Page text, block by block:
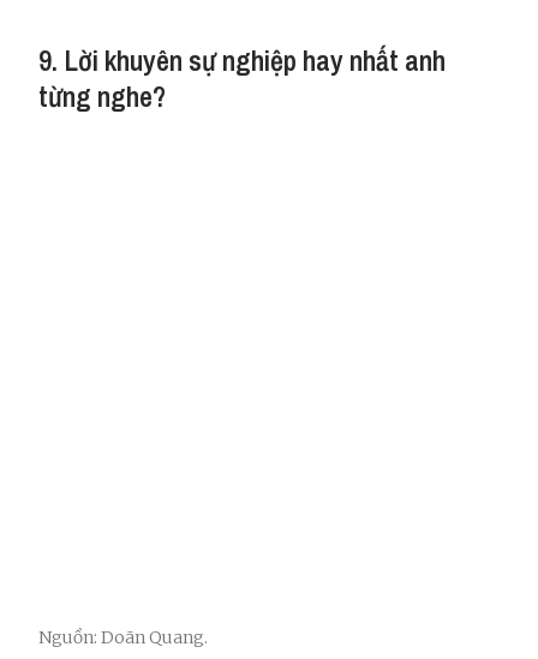
9. Lời khuyên sự nghiệp hay nhất anh
từng nghe?
Nguồn: Doãn Quang.